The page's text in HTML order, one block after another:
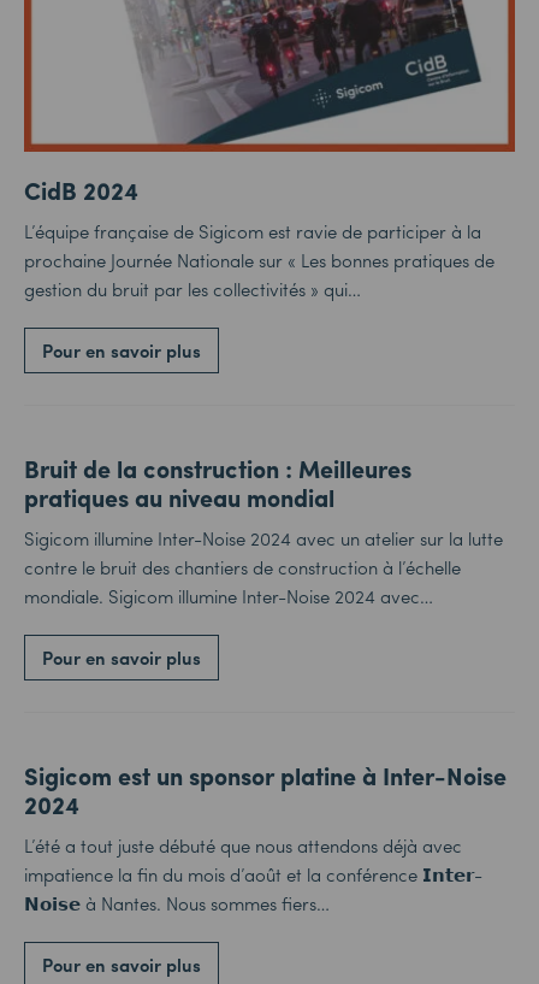
CidB 2024
L’équipe française de Sigicom est ravie de participer à la
prochaine Journée Nationale sur « Les bonnes pratiques de
gestion du bruit par les collectivités » qui…
Pour en savoir plus
Bruit de la construction : Meilleures
pratiques au niveau mondial
Sigicom illumine Inter-Noise 2024 avec un atelier sur la lutte
contre le bruit des chantiers de construction à l’échelle
mondiale. Sigicom illumine Inter-Noise 2024 avec…
Pour en savoir plus
Sigicom est un sponsor platine à Inter-Noise
2024
L’été a tout juste débuté que nous attendons déjà avec
impatience la fin du mois d’août et la conférence 𝗜𝗻𝘁𝗲𝗿-
𝗡𝗼𝗶𝘀𝗲 à Nantes. Nous sommes fiers…
Pour en savoir plus